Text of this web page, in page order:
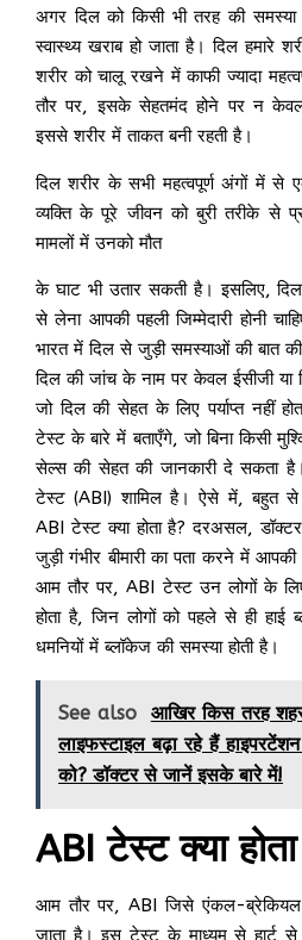
अगर दिल को किसी भी तरह की समस्या
स्वास्थ्य खराब हो जाता है। दिल
शरीर को चालू रखने में काफी ज्यादा
तौर पर, इसके सेहतमंद होने पर न केवल
इससे शरीर में ताकत बनी रहती है।
दिल शरीर के सभी महत्वपूर्ण अंगों में से
व्यक्ति के पूरे जीवन को बुरी तरीके से
मामलों में उनको मौत
के घाट भी उतार सकती है। इसलिए,
से लेना आपकी पहली जिम्मेदारी होनी
भारत में दिल से जुड़ी समस्याओं की बात
दिल की जांच के नाम पर केवल ईसीजी
जो दिल की सेहत के लिए पर्याप्त नहीं
टेस्ट के बारे में बताएँगे, जो बिना किसी
सेल्स की सेहत की जानकारी दे सकता
टेस्ट (ABI) शामिल है। ऐसे में, बहुत से
ABI टेस्ट क्या होता है? दरअसल,
जुड़ी गंभीर बीमारी का पता करने में आपकी
आम तौर पर, ABI टेस्ट उन लोगों के लिए
होता है, जिन लोगों को पहले से ही हाई
धमनियों में ब्लॉकेज की समस्या होती है।
See also
आखिर किस तरह
लाइफस्टाइल बढ़ा रहे हैं
को? डॉक्टर से जानें इसके बारे में!
ABI टेस्ट क्या
आम तौर पर, ABI जिसे एंकल-
जाता है। इस टेस्ट के माध्यम से हार्ट से